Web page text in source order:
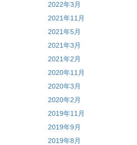
2022年3月
2021年11月
2021年5月
2021年3月
2021年2月
2020年11月
2020年3月
2020年2月
2019年11月
2019年9月
2019年8月